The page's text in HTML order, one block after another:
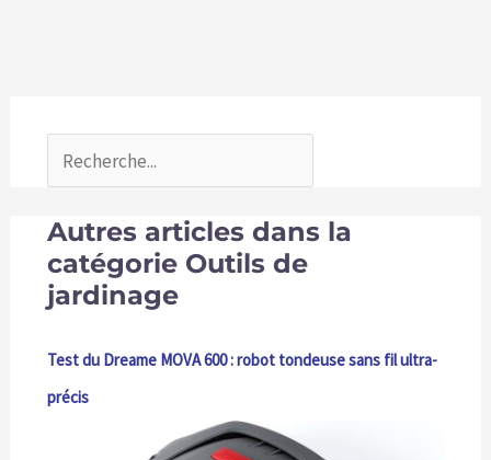
Autres articles dans la
catégorie Outils de
jardinage
Test du Dreame MOVA 600 : robot tondeuse sans fil ultra-
précis